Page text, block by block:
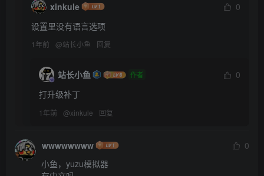
xinkule
0
设置里没有语言选项
1年前 @站长小鱼 回复
站长小鱼 作者
0
打升级补丁
1年前 @xinkule 回复
wwwwwwww
0
小鱼，yuzu模拟器